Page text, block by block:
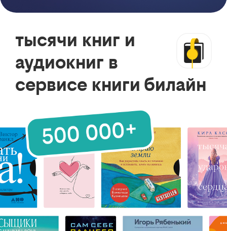
тысячи книг и
аудиокниг в
сервисе книги билайн